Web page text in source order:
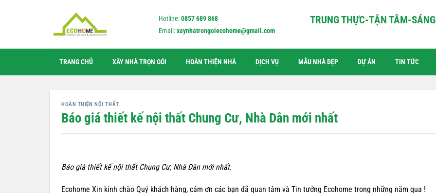
Hotline:0857 689 868
Email:xaynhatrongoiecohome@gmail.com
TRUNG THỰC-TẬN TÂM-
TRANG CHỦ XÂY NHÀ TRỌN GÓI HOÀN THIỆN NHÀ DỊCH VỤ MẪU NHÀ ĐẸP DỰ ÁN TIN TỨC
HOÀN THIỆN NỘI THẤT
Báo giá thiết kế nội thất Chung Cư, Nhà Dân mới nhất
Báo giá thiết kế nội thất Chung Cư, Nhà Dân mới nhất.
Ecohome Xin kính chào Quý khách hàng, cám ơn các bạn đã quan tâm và Tin tưởng Ecohome trong những năm qua !